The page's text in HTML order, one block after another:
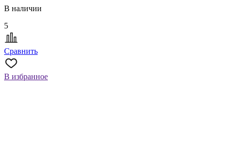
В наличии
5
Сравнить
В избранное